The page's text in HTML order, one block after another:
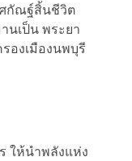
กัณฐ์สิ้นชีวิต
นเป็น พระยา
องเมืองนพบุรี
ให้นำพลังแห่ง